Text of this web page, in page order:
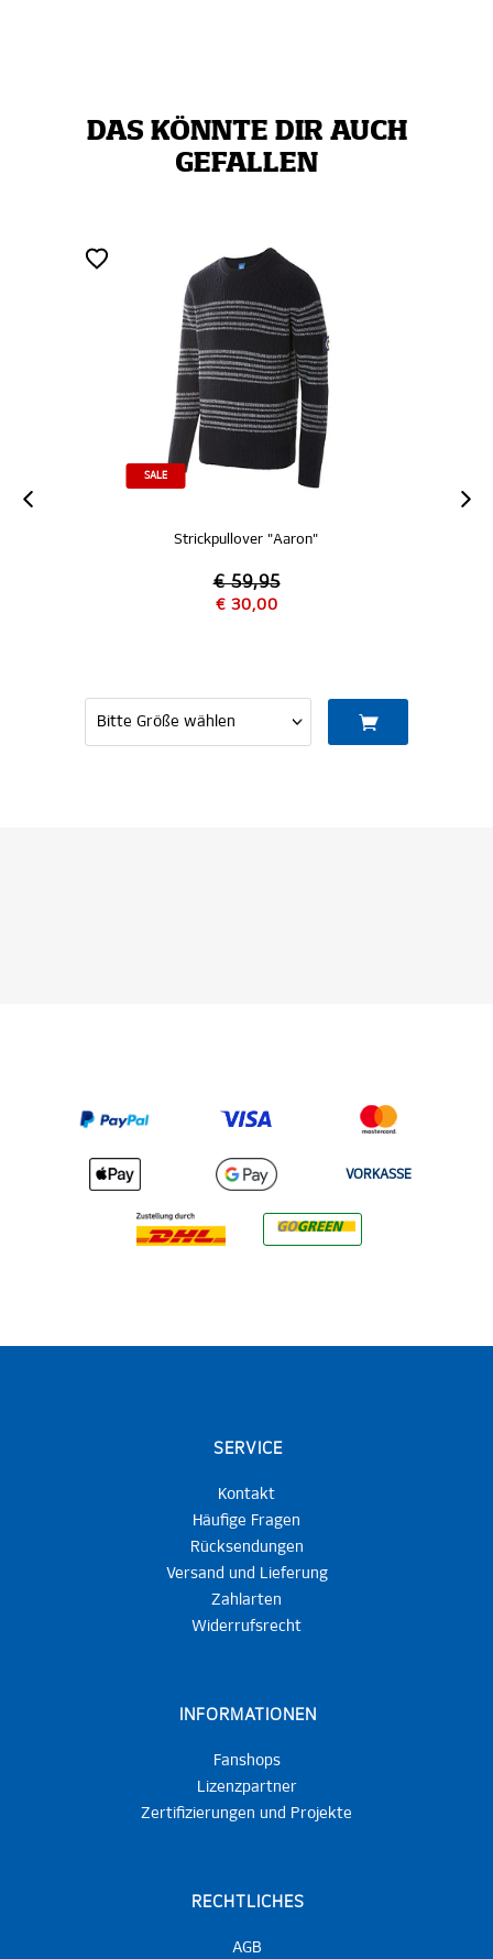
DAS KÖNNTE DIR AUCH
GEFALLEN
Strickpullover "Aaron"
VORKASSE
SERVICE
Kontakt
Häufige Fragen
Rücksendungen
Versand und Lieferung
Zahlarten
Widerrufsrecht
INFORMATIONEN
Fanshops
Lizenzpartner
Zertifizierungen und Projekte
RECHTLICHES
AGB